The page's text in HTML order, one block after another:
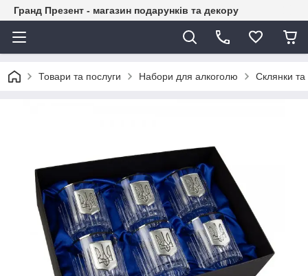
Гранд Презент - магазин подарунків та декору
Товари та послуги Набори для алкоголю Склянки та